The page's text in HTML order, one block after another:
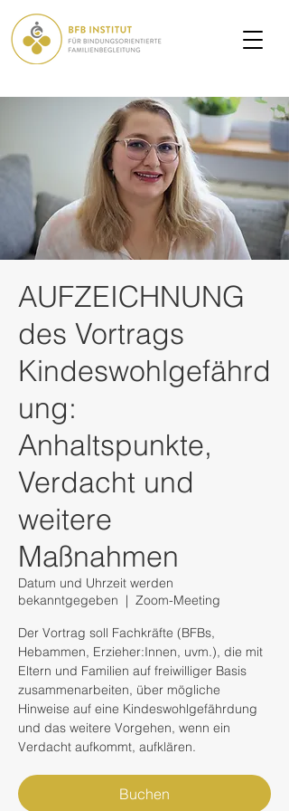
AUFZEICHNUNG
des Vortrags
Kindeswohlgefährd
ung:
Anhaltspunkte,
Verdacht und
weitere
Maßnahmen
Datum und Uhrzeit werden
bekanntgegeben
  |
Zoom-Meeting
Der Vortrag soll Fachkräfte (BFBs,
Hebammen, Erzieher:Innen, uvm.), die mit
Eltern und Familien auf freiwilliger Basis
zusammenarbeiten, über mögliche
Hinweise auf eine Kindeswohlgefährdung
und das weitere Vorgehen, wenn ein
Verdacht aufkommt, aufklären.
Buchen